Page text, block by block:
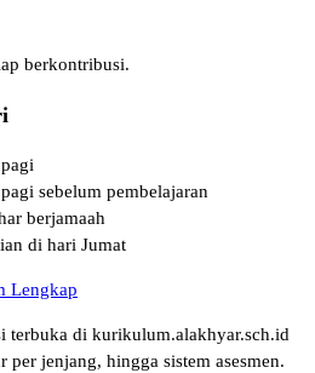
berkontribusi.
sebelum pembelajaran
berjamaah
di hari Jumat
Lengkap
terbuka di kurikulum.alakhyar.sch.id
jenjang, hingga sistem asesmen.